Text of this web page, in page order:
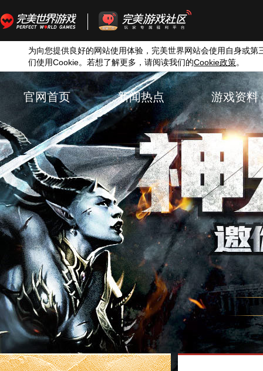
为向您提供良好的网站使用体验，完美世界网站会使用自身或第
们使用Cookie。若想了解更多，请阅读我们的Cookie政策。
官网首页 新闻热点 游戏资料